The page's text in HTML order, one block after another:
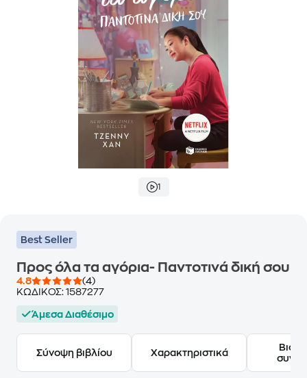
1
Best Seller
Προς όλα τα αγόρια- Παντοτινά δική σου
4.8
(4)
ΚΩΔΙΚΟΣ: 1587277
Άμεσα Διαθέσιμο
Σύνοψη βιβλίου Χαρακτηριστικά